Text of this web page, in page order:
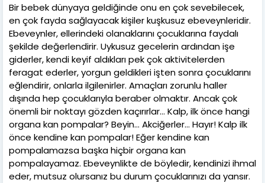
Bir bebek dünyaya geldiğinde onu en çok sevebilecek,
en çok fayda sağlayacak kişiler kuşkusuz ebeveynleridir.
Ebeveynler, ellerindeki olanaklarını çocuklarına faydalı
şekilde değerlendirir. Uykusuz gecelerin ardından işe
giderler, kendi keyif aldıkları pek çok aktivitelerden
feragat ederler, yorgun geldikleri işten sonra çocuklarını
eğlendirir, onlarla ilgilenirler. Amaçları zorunlu haller
dışında hep çocuklarıyla beraber olmaktır. Ancak çok
önemli bir noktayı gözden kaçırırlar… Kalp, ilk önce hangi
organa kan pompalar? Beyin… Akciğerler… Hayır! Kalp ilk
önce kendine kan pompalar! Eğer kendine kan
pompalamazsa başka hiçbir organa kan
pompalayamaz. Ebeveynlikte de böyledir, kendinizi ihmal
eder, mutsuz olursanız bu durum çocuklarınızı da yansır.